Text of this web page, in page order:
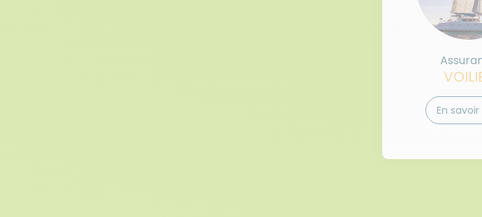
En savoir